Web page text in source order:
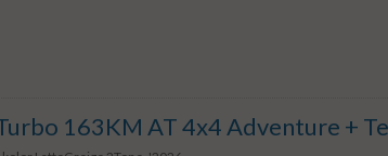
163KM AT 4x4 Adventure +